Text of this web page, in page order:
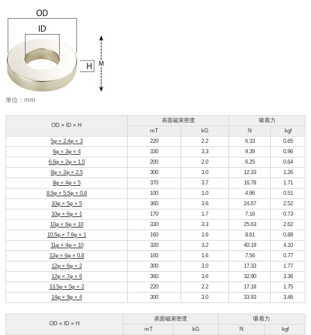
単位：mm
OD × ID × H
表面磁束密度
吸着力
mT
kG N
kgf
5φ × 2.4φ × 3
220 2.2 6.33
0.65
6φ × 3φ × 4
330 3.3 9.39
0.96
6.6φ × 2φ × 1.5
200 2.0 6.25
0.64
8φ × 2φ × 2.5
300 3.0 12.33
1.26
8φ × 4φ × 5
370 3.7 16.78
1.71
8.5φ × 5.5φ × 0.8
100 1.0 4.96
0.51
10φ × 5φ × 5
360 3.6 24.67
2.52
10φ × 6φ × 1
170 1.7 7.16
0.73
10φ × 6φ × 10
330 3.3 25.63
2.62
10.5φ × 7.6φ × 1
160 1.6 8.61
0.88
11φ × 4φ × 10
320 3.2 40.19
4.10
12φ × 6φ × 0.8
160 1.6 7.56
0.77
12φ × 6φ × 2
300 3.0 17.33
1.77
12φ × 7φ × 6
360 3.6 32.90
3.36
13.5φ × 5φ × 2
220 2.2 17.18
1.75
14φ × 9φ × 4
300 3.0 33.93 3.46
OD × ID × H
表面磁束密度
吸着力
mT
kG N
kgf